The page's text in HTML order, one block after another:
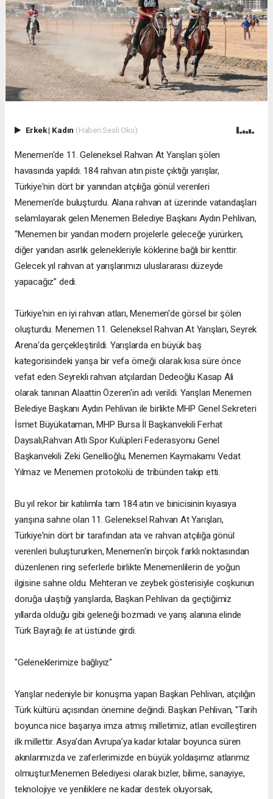
Erkek| Kadın (Haberi Sesli Oku)
Menemen'de 11. Geleneksel Rahvan At Yarışları şölen
havasında yapıldı. 184 rahvan atın piste çıktığı yarışlar,
Türkiye'nin dört bir yanından atçılığa gönül verenleri
Menemen'de buluşturdu. Alana rahvan at üzerinde vatandaşları
selamlayarak gelen Menemen Belediye Başkanı Aydın Pehlivan,
“Menemen bir yandan modern projelerle geleceğe yürürken,
diğer yandan asırlık gelenekleriyle köklerine bağlı bir kenttir.
Gelecek yıl rahvan at yarışlarımızı uluslararası düzeyde
yapacağız” dedi.
Türkiye'nin en iyi rahvan atları, Menemen'de görsel bir şölen
oluşturdu. Menemen 11. Geleneksel Rahvan At Yarışları, Seyrek
Arena'da gerçekleştirildi. Yarışlarda en büyük baş
kategorisindeki yarışa bir vefa örneği olarak kısa süre önce
vefat eden Seyrekli rahvan atçılardan Dedeoğlu Kasap Ali
olarak tanınan Alaattin Özeren'in adı verildi. Yarışları Menemen
Belediye Başkanı Aydın Pehlivan ile birlikte MHP Genel Sekreteri
İsmet Büyükataman, MHP Bursa İl Başkanvekili Ferhat
Daysalı,Rahvan Atlı Spor Kulüpleri Federasyonu Genel
Başkanvekili Zeki Genellioğlu, Menemen Kaymakamı Vedat
Yılmaz ve Menemen protokolü de tribünden takip etti.
Bu yıl rekor bir katılımla tam 184 atın ve binicisinin kıyasıya
yarışına sahne olan 11. Geleneksel Rahvan At Yarışları,
Türkiye'nin dört bir tarafından ata ve rahvan atçılığa gönül
verenleri buluştururken, Menemen'in birçok farklı noktasından
düzenlenen ring seferlerle birlikte Menemenlilerin de yoğun
ilgisine sahne oldu. Mehteran ve zeybek gösterisiyle coşkunun
doruğa ulaştığı yarışlarda, Başkan Pehlivan da geçtiğimiz
yıllarda olduğu gibi geleneği bozmadı ve yarış alanına elinde
Türk Bayrağı ile at üstünde girdi.
"Geleneklerimize bağlıyız"
Yarışlar nedeniyle bir konuşma yapan Başkan Pehlivan, atçılığın
Türk kültürü açısından önemine değindi. Başkan Pehlivan, "Tarih
boyunca nice başarıya imza atmış milletimiz, atları evcilleştiren
ilk millettir. Asya’dan Avrupa’ya kadar kıtalar boyunca süren
akınlarımızda ve zaferlerimizde en büyük yoldaşımız atlarımız
olmuştur.Menemen Belediyesi olarak bizler, bilime, sanayiye,
teknolojiye ve yeniliklere ne kadar destek oluyorsak,